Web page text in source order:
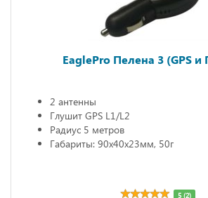
EaglePro Пелена 3 (GPS и
2 антенны
Глушит GPS L1/L2
Радиус 5 метров
Габариты: 90х40х23мм, 50г
5 (2)